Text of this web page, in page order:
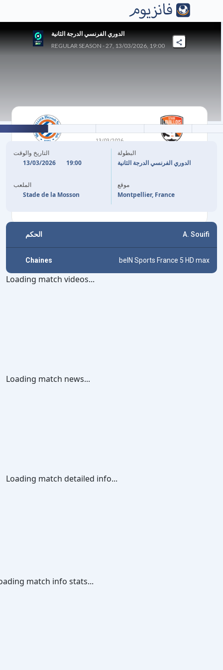
الدوري الفرنسي الدرجة الثانية
REGULAR SEASON - 27, 13/03/2026, 19:00
مونبلييه
13/03/2026
90' N. PAYS
التاريخ والوقت
13/03/2026
19:00
الملعب
Stade de la Mosson
البطولة
الدوري الفرنسي الدرجة الثانية
موقع
Montpellier, France
الحكم A. Souifi
Chaines beIN Sports France 5 HD max
Loading match videos...
Loading match news...
Loading match detailed info...
match info stats...